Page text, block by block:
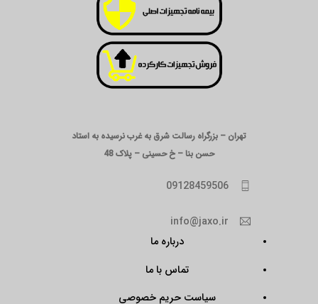
تهران – بزرگراه رسالت شرق به غرب نرسیده به استاد
حسن بنا – خ حسینی – پلاک 48
09128459506
info@jaxo.ir
درباره ما
تماس با ما
سیاست حریم خصوصی